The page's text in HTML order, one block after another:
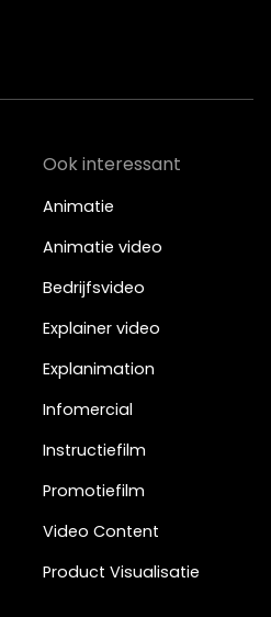
Ook interessant
Animatie
Animatie video
Bedrijfsvideo
Explainer video
Explanimation
Infomercial
Instructiefilm
Promotiefilm
Video Content
Product Visualisatie